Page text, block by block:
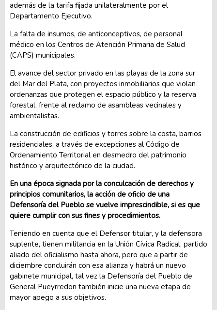
además de la tarifa fijada unilateralmente por el
Departamento Ejecutivo.
La falta de insumos, de anticonceptivos, de personal
médico en los Centros de Atención Primaria de Salud
(CAPS) municipales.
El avance del sector privado en las playas de la zona sur
del Mar del Plata, con proyectos inmobiliarios que violan
ordenanzas que protegen el espacio público y la reserva
forestal, frente al reclamo de asambleas vecinales y
ambientalistas.
La construcción de edificios y torres sobre la costa, barrios
residenciales, a través de excepciones al Código de
Ordenamiento Territorial en desmedro del patrimonio
histórico y arquitectónico de la ciudad.
En una época signada por la conculcación de derechos y
principios comunitarios, la acción de oficio de una
Defensoría del Pueblo se vuelve imprescindible, si es que
quiere cumplir con sus fines y procedimientos.
Teniendo en cuenta que el Defensor titular, y la defensora
suplente, tienen militancia en la Unión Cívica Radical, partido
aliado del oficialismo hasta ahora, pero que a partir de
diciembre concluirán con esa alianza y habrá un nuevo
gabinete municipal, tal vez la Defensoría del Pueblo de
General Pueyrredon también inicie una nueva etapa de
mayor apego a sus objetivos.